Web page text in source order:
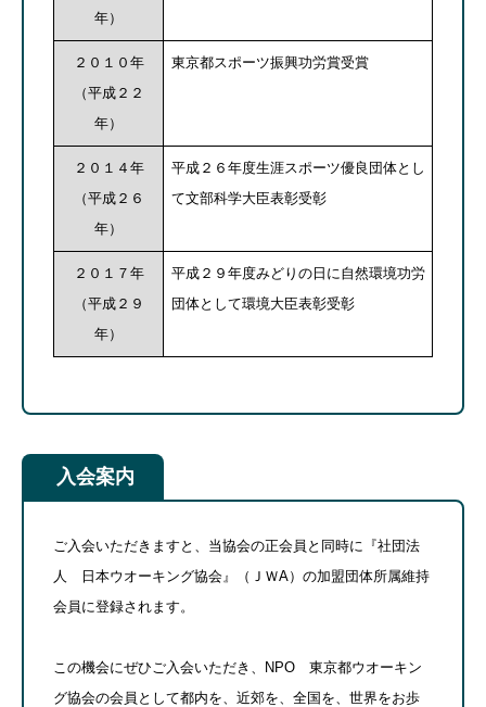
年）
２０１０年
（平成２２
年）
東京都スポーツ振興功労賞受賞
２０１４年
（平成２６
年）
平成２６年度生涯スポーツ優良団体とし
て文部科学大臣表彰受彰
２０１７年
（平成２９
年）
平成２９年度みどりの日に自然環境功労
団体として環境大臣表彰受彰
入会案内
ご入会いただきますと、当協会の正会員と同時に『社団法
人 日本ウオーキング協会』（ＪＷA）の加盟団体所属維持
会員に登録されます。
この機会にぜひご入会いただき、NPO 東京都ウオーキン
グ協会の会員として都内を、近郊を、全国を、世界をお歩